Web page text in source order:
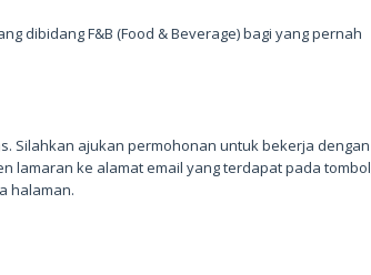
dibidang F&B (Food & Beverage) bagi yang pernah
Silahkan ajukan permohonan untuk bekerja dengan
lamaran ke alamat email yang terdapat pada tombol
halaman.